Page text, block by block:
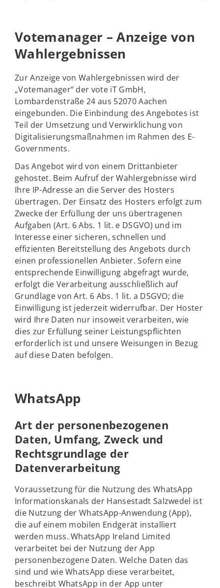
Votemanager – Anzeige von
Wahlergebnissen
Zur Anzeige von Wahlergebnissen wird der
„Votemanager“ der vote iT GmbH,
Lombardenstraße 24 aus 52070 Aachen
eingebunden. Die Einbindung des Angebotes ist
Teil der Umsetzung und Verwirklichung von
Digitalisierungsmaßnahmen im Rahmen des E-
Governments.
Das Angebot wird von einem Drittanbieter
gehostet. Beim Aufruf der Wahlergebnisse wird
Ihre IP-Adresse an die Server des Hosters
übertragen. Der Einsatz des Hosters erfolgt zum
Zwecke der Erfüllung der uns übertragenen
Aufgaben (Art. 6 Abs. 1 lit. e DSGVO) und im
Interesse einer sicheren, schnellen und
effizienten Bereitstellung des Angebots durch
einen professionellen Anbieter. Sofern eine
entsprechende Einwilligung abgefragt wurde,
erfolgt die Verarbeitung ausschließlich auf
Grundlage von Art. 6 Abs. 1 lit. a DSGVO; die
Einwilligung ist jederzeit widerrufbar. Der Hoster
wird Ihre Daten nur insoweit verarbeiten, wie
dies zur Erfüllung seiner Leistungspflichten
erforderlich ist und unsere Weisungen in Bezug
auf diese Daten befolgen.
WhatsApp
Art der personenbezogenen
Daten, Umfang, Zweck und
Rechtsgrundlage der
Datenverarbeitung
Voraussetzung für die Nutzung des WhatsApp
Informationskanals der Hansestadt Salzwedel ist
die Nutzung der WhatsApp-Anwendung (App),
die auf einem mobilen Endgerät installiert
werden muss. WhatsApp Ireland Limited
verarbeitet bei der Nutzung der App
personenbezogene Daten. Welche Daten das
sind und wie WhatsApp diese verarbeitet,
beschreibt WhatsApp in der App unter